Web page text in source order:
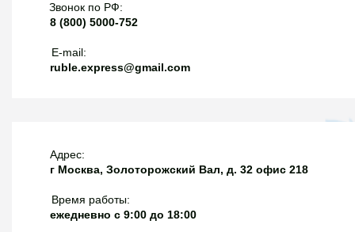
Звонок по РФ:
8 (800) 5000-752
E-mail:
ruble.express@gmail.com
Адрес:
г Москва, Золоторожский Вал, д. 32 офис 218
Время работы:
ежедневно с 9:00 до 18:00